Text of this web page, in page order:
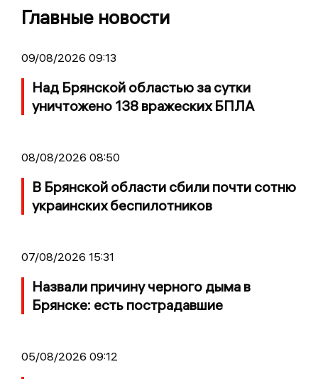
Главные новости
09/08/2026 09:13
Над Брянской областью за сутки
уничтожено 138 вражеских БПЛА
08/08/2026 08:50
В Брянской области сбили почти сотню
украинских беспилотников
07/08/2026 15:31
Назвали причину черного дыма в
Брянске: есть пострадавшие
05/08/2026 09:12